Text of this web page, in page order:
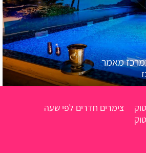
מאמר
צימרים חדרים לפי שעה